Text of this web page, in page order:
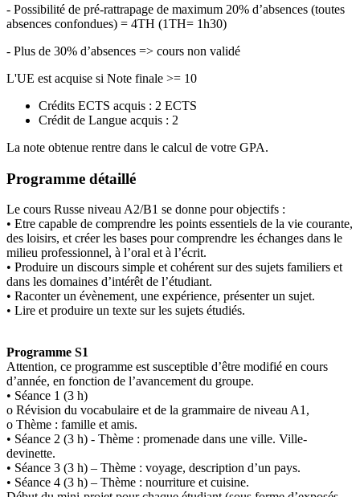
- Possibilité de pré-rattrapage de maximum 20% d’absences (toutes
absences confondues) = 4TH (1TH= 1h30)
- Plus de 30% d’absences => cours non validé
L'UE est acquise si Note finale >= 10
Crédits ECTS acquis : 2 ECTS
Crédit de Langue acquis : 2
La note obtenue rentre dans le calcul de votre GPA.
Programme détaillé
Le cours Russe niveau A2/B1 se donne pour objectifs :
• Etre capable de comprendre les points essentiels de la vie courante,
des loisirs, et créer les bases pour comprendre les échanges dans le
milieu professionnel, à l’oral et à l’écrit.
• Produire un discours simple et cohérent sur des sujets familiers et
dans les domaines d’intérêt de l’étudiant.
• Raconter un évènement, une expérience, présenter un sujet.
• Lire et produire un texte sur les sujets étudiés.
Programme S1
Attention, ce programme est susceptible d’être modifié en cours
d’année, en fonction de l’avancement du groupe.
• Séance 1 (3 h)
o Révision du vocabulaire et de la grammaire de niveau A1,
o Thème : famille et amis.
• Séance 2 (3 h) - Thème : promenade dans une ville. Ville-
devinette.
• Séance 3 (3 h) – Thème : voyage, description d’un pays.
• Séance 4 (3 h) – Thème : nourriture et cuisine.